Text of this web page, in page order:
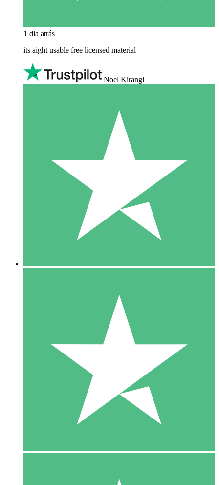
1 dia atrás
its aight usable free licensed material
Noel Kirangi